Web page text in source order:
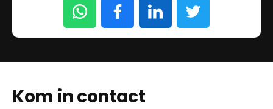
Kom in contact